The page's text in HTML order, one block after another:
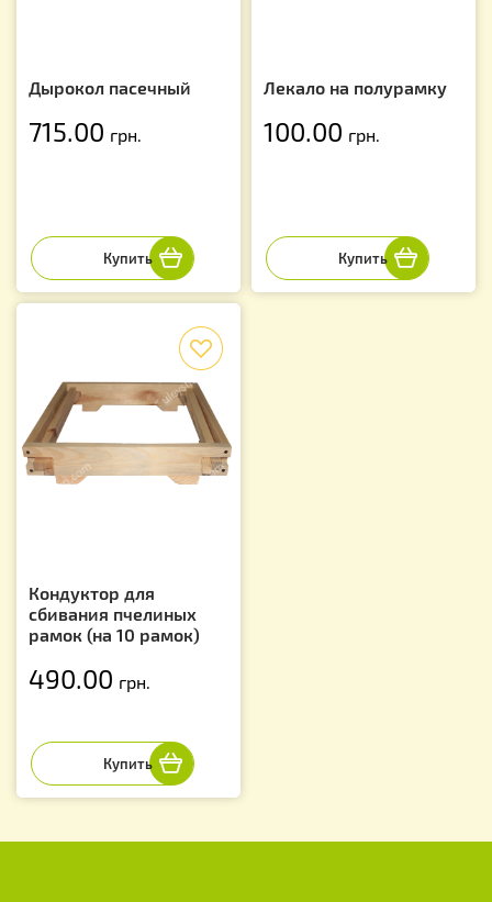
Дырокол пасечный
715.00 грн.
Лекало на полурамку
100.00 грн.
Кондуктор для
сбивания пчелиных
рамок (на 10 рамок)
490.00 грн.